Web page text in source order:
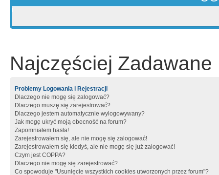
Najczęściej Zadawane
Problemy Logowania i Rejestracji
Dlaczego nie mogę się zalogować?
Dlaczego muszę się zarejestrować?
Dlaczego jestem automatycznie wylogowywany?
Jak mogę ukryć moją obecność na forum?
Zapomniałem hasła!
Zarejestrowałem się, ale nie mogę się zalogować!
Zarejestrowałem się kiedyś, ale nie mogę się już zalogować!
Czym jest COPPA?
Dlaczego nie mogę się zarejestrować?
Co spowoduje "Usunięcie wszystkich cookies utworzonych przez forum"?